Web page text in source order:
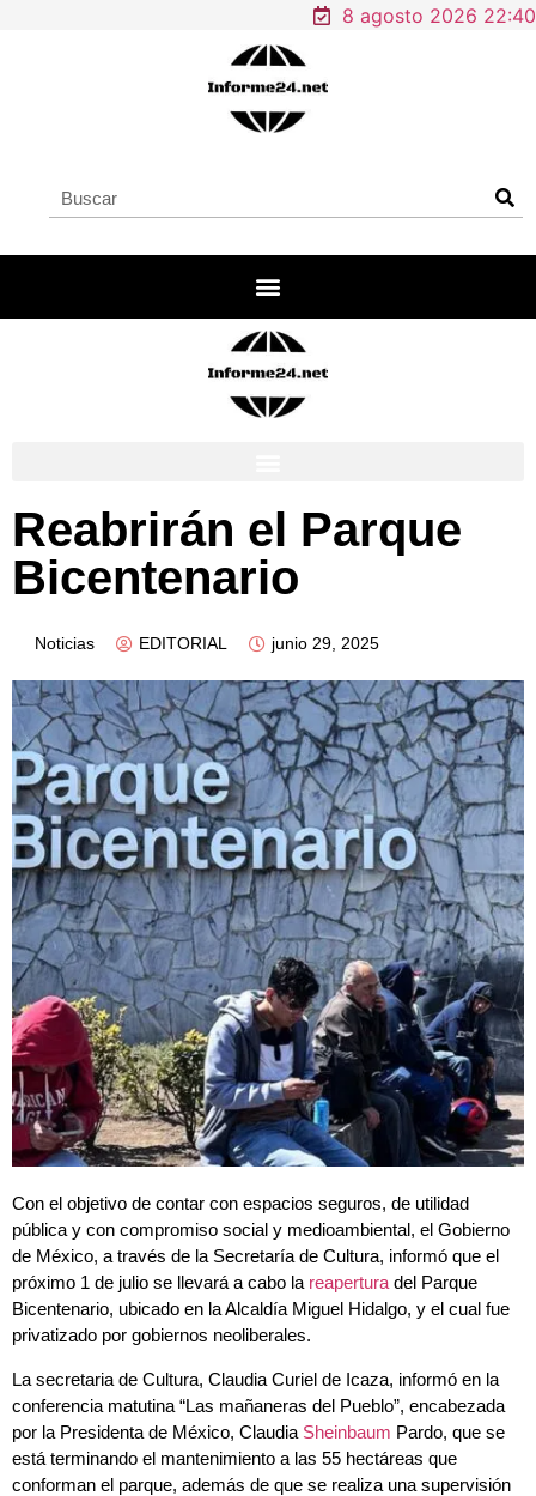
8 agosto 2026 22:40
Reabrirán el Parque
Bicentenario
Noticias EDITORIAL junio 29, 2025
Con el objetivo de contar con espacios seguros, de utilidad
pública y con compromiso social y medioambiental, el Gobierno
de México, a través de la Secretaría de Cultura, informó que el
próximo 1 de julio se llevará a cabo la reapertura del Parque
Bicentenario, ubicado en la Alcaldía Miguel Hidalgo, y el cual fue
privatizado por gobiernos neoliberales.
La secretaria de Cultura, Claudia Curiel de Icaza, informó en la
conferencia matutina “Las mañaneras del Pueblo”, encabezada
por la Presidenta de México, Claudia Sheinbaum Pardo, que se
está terminando el mantenimiento a las 55 hectáreas que
conforman el parque, además de que se realiza una supervisión